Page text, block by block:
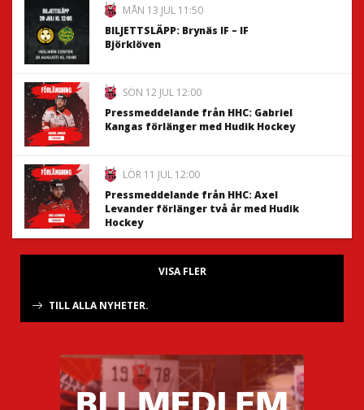
MÅN 13 JUL 11:50
BILJETTSLÄPP: Brynäs IF – IF
Björklöven
SÖN 12 JUL 12:00
Pressmeddelande från HHC: Gabriel
Kangas förlänger med Hudik Hockey
LÖR 11 JUL 12:00
Pressmeddelande från HHC: Axel
Levander förlänger två år med Hudik
Hockey
VISA FLER
TILL ALLA NYHETER.